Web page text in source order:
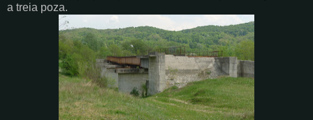
a treia poza.